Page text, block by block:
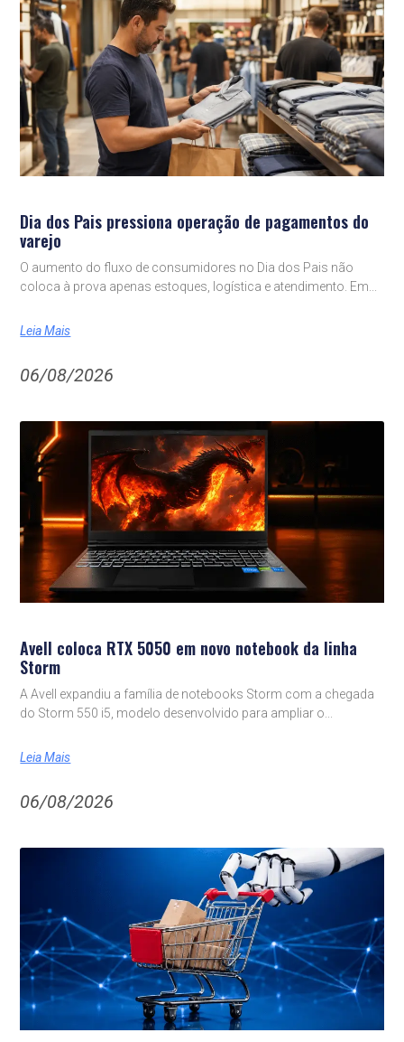
Dia dos Pais pressiona operação de pagamentos do
varejo
O aumento do fluxo de consumidores no Dia dos Pais não
coloca à prova apenas estoques, logística e atendimento. Em
Leia Mais
06/08/2026
Avell coloca RTX 5050 em novo notebook da linha
Storm
A Avell expandiu a família de notebooks Storm com a chegada
do Storm 550 i5, modelo desenvolvido para ampliar o
Leia Mais
06/08/2026